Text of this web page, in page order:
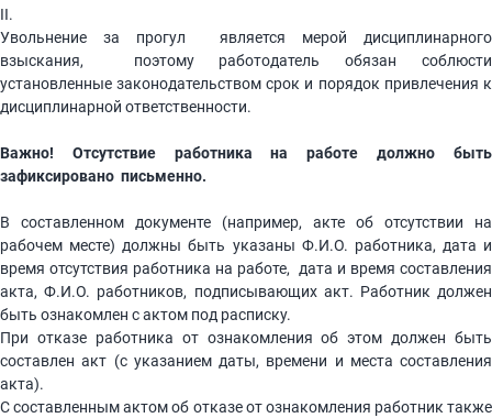
II.
Увольнение за прогул является мерой дисциплинарного
взыскания, поэтому работодатель обязан соблюсти
установленные законодательством срок и порядок привлечения к
дисциплинарной ответственности.
Важно! Отсутствие работника на работе должно быть
зафиксировано письменно.
В составленном документе (например, акте об отсутствии на
рабочем месте) должны быть указаны Ф.И.О. работника, дата и
время отсутствия работника на работе, дата и время составления
акта, Ф.И.О. работников, подписывающих акт. Работник должен
быть ознакомлен с актом под расписку.
При отказе работника от ознакомления об этом должен быть
составлен акт (с указанием даты, времени и места составления
акта).
С составленным актом об отказе от ознакомления работник также